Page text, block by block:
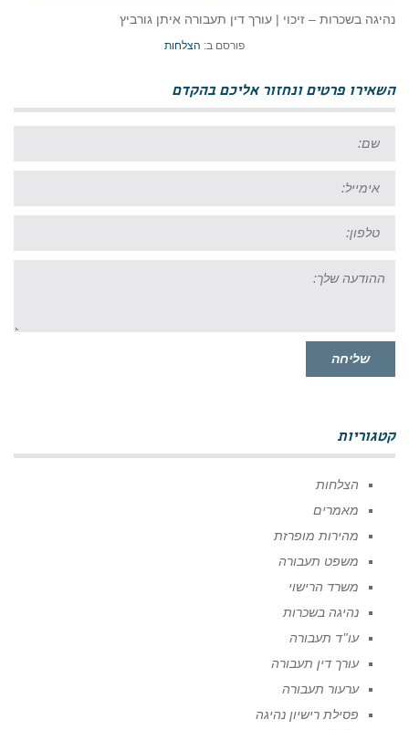
נהיגה בשכרות – זיכוי | עורך דין תעבורה איתן גורביץ
פורסם ב: הצלחות
השאירו פרטים ונחזור אליכם בהקדם
שלך:
שליחה
קטגוריות
הצלחות
מאמרים
מהירות מופרזת
משפט תעבורה
משרד הרישוי
נהיגה בשכרות
עו"ד תעבורה
עורך דין תעבורה
ערעור תעבורה
פסילת רישיון נהיגה